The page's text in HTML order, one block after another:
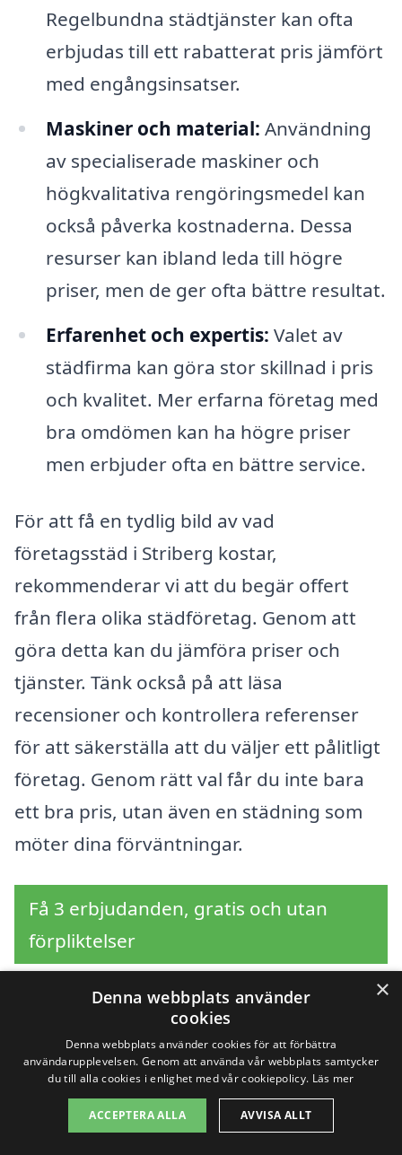
Regelbundna städtjänster kan ofta
erbjudas till ett rabatterat pris jämfört
med engångsinsatser.
Maskiner och material: Användning
av specialiserade maskiner och
högkvalitativa rengöringsmedel kan
också påverka kostnaderna. Dessa
resurser kan ibland leda till högre
priser, men de ger ofta bättre resultat.
Erfarenhet och expertis: Valet av
städfirma kan göra stor skillnad i pris
och kvalitet. Mer erfarna företag med
bra omdömen kan ha högre priser
men erbjuder ofta en bättre service.
För att få en tydlig bild av vad
företagsstäd i Striberg kostar,
rekommenderar vi att du begär offert
från flera olika städföretag. Genom att
göra detta kan du jämföra priser och
tjänster. Tänk också på att läsa
recensioner och kontrollera referenser
för att säkerställa att du väljer ett pålitligt
företag. Genom rätt val får du inte bara
ett bra pris, utan även en städning som
möter dina förväntningar.
Få 3 erbjudanden, gratis och utan
förpliktelser
Sök efter en
professionell för
företagsstäd i andra
×
Denna webbplats använder
cookies
Denna webbplats använder cookies för att förbättra
användarupplevelsen. Genom att använda vår webbplats samtycker
du till alla cookies i enlighet med vår cookiepolicy. Läs mer
ACCEPTERA ALLA AVVISA ALLT